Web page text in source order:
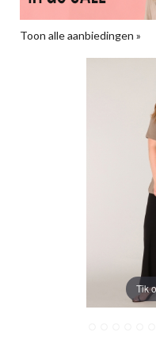
Toon alle aanbiedingen »
Tik